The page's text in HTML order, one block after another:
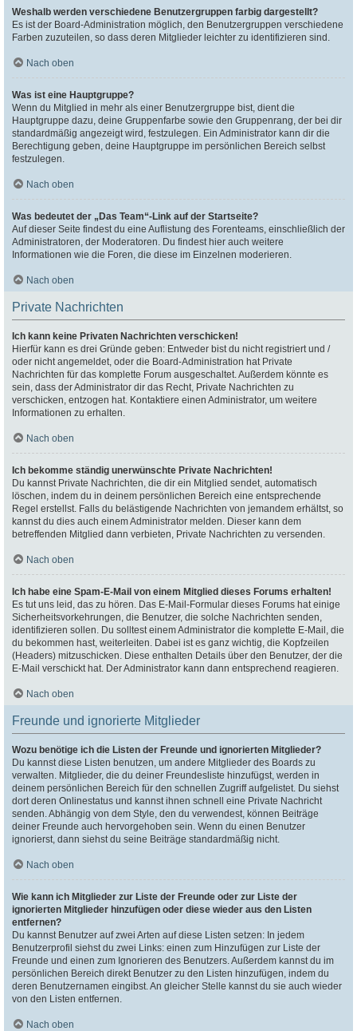
Weshalb werden verschiedene Benutzergruppen farbig dargestellt?
Es ist der Board-Administration möglich, den Benutzergruppen verschiedene
Farben zuzuteilen, so dass deren Mitglieder leichter zu identifizieren sind.
Nach oben
Was ist eine Hauptgruppe?
Wenn du Mitglied in mehr als einer Benutzergruppe bist, dient die
Hauptgruppe dazu, deine Gruppenfarbe sowie den Gruppenrang, der bei dir
standardmäßig angezeigt wird, festzulegen. Ein Administrator kann dir die
Berechtigung geben, deine Hauptgruppe im persönlichen Bereich selbst
festzulegen.
Nach oben
Was bedeutet der „Das Team“-Link auf der Startseite?
Auf dieser Seite findest du eine Auflistung des Forenteams, einschließlich der
Administratoren, der Moderatoren. Du findest hier auch weitere
Informationen wie die Foren, die diese im Einzelnen moderieren.
Nach oben
Private Nachrichten
Ich kann keine Privaten Nachrichten verschicken!
Hierfür kann es drei Gründe geben: Entweder bist du nicht registriert und /
oder nicht angemeldet, oder die Board-Administration hat Private
Nachrichten für das komplette Forum ausgeschaltet. Außerdem könnte es
sein, dass der Administrator dir das Recht, Private Nachrichten zu
verschicken, entzogen hat. Kontaktiere einen Administrator, um weitere
Informationen zu erhalten.
Nach oben
Ich bekomme ständig unerwünschte Private Nachrichten!
Du kannst Private Nachrichten, die dir ein Mitglied sendet, automatisch
löschen, indem du in deinem persönlichen Bereich eine entsprechende
Regel erstellst. Falls du belästigende Nachrichten von jemandem erhältst, so
kannst du dies auch einem Administrator melden. Dieser kann dem
betreffenden Mitglied dann verbieten, Private Nachrichten zu versenden.
Nach oben
Ich habe eine Spam-E-Mail von einem Mitglied dieses Forums erhalten!
Es tut uns leid, das zu hören. Das E-Mail-Formular dieses Forums hat einige
Sicherheitsvorkehrungen, die Benutzer, die solche Nachrichten senden,
identifizieren sollen. Du solltest einem Administrator die komplette E-Mail, die
du bekommen hast, weiterleiten. Dabei ist es ganz wichtig, die Kopfzeilen
(Headers) mitzuschicken. Diese enthalten Details über den Benutzer, der die
E-Mail verschickt hat. Der Administrator kann dann entsprechend reagieren.
Nach oben
Freunde und ignorierte Mitglieder
Wozu benötige ich die Listen der Freunde und ignorierten Mitglieder?
Du kannst diese Listen benutzen, um andere Mitglieder des Boards zu
verwalten. Mitglieder, die du deiner Freundesliste hinzufügst, werden in
deinem persönlichen Bereich für den schnellen Zugriff aufgelistet. Du siehst
dort deren Onlinestatus und kannst ihnen schnell eine Private Nachricht
senden. Abhängig von dem Style, den du verwendest, können Beiträge
deiner Freunde auch hervorgehoben sein. Wenn du einen Benutzer
ignorierst, dann siehst du seine Beiträge standardmäßig nicht.
Nach oben
Wie kann ich Mitglieder zur Liste der Freunde oder zur Liste der
ignorierten Mitglieder hinzufügen oder diese wieder aus den Listen
entfernen?
Du kannst Benutzer auf zwei Arten auf diese Listen setzen: In jedem
Benutzerprofil siehst du zwei Links: einen zum Hinzufügen zur Liste der
Freunde und einen zum Ignorieren des Benutzers. Außerdem kannst du im
persönlichen Bereich direkt Benutzer zu den Listen hinzufügen, indem du
deren Benutzernamen eingibst. An gleicher Stelle kannst du sie auch wieder
von den Listen entfernen.
Nach oben